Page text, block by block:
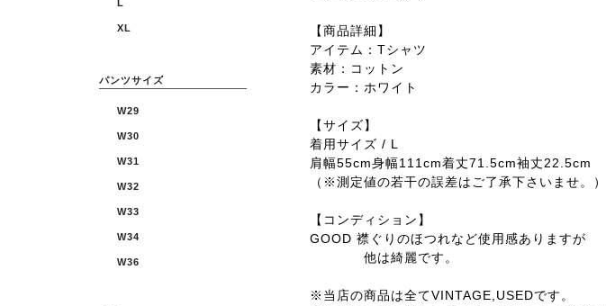
L
XL
パンツサイズ
W29
W30
W31
W32
W33
W34
W36
【商品詳細】
アイテム：Tシャツ
素材：コットン
カラー：ホワイト
【サイズ】
着用サイズ / L
肩幅55cm身幅111cm着丈71.5cm袖丈22.5cm
（※測定値の若干の誤差はご了承下さいませ。）
【コンディション】
GOOD 襟ぐりのほつれなど使用感ありますが
他は綺麗です。
※当店の商品は全てVINTAGE,USEDです。